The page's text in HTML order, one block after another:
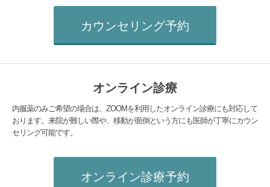
カウンセリング予約
オンライン診療
内服薬のみご希望の場合は、ZOOMを利用したオンライン診療にも対応して
おります。来院が難しい際や、移動が面倒という方にも医師が丁寧にカウン
セリング可能です。
オンライン診療予約